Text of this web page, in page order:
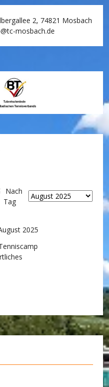
2, 74821 Mosbach
mosbach.de
2025